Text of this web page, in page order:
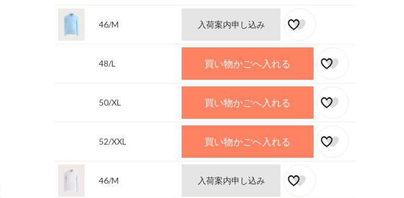
46/M 入荷案内申し込み
48/L 買い物かごへ入れる
50/XL 買い物かごへ入れる
52/XXL 買い物かごへ入れる
46/M 入荷案内申し込み